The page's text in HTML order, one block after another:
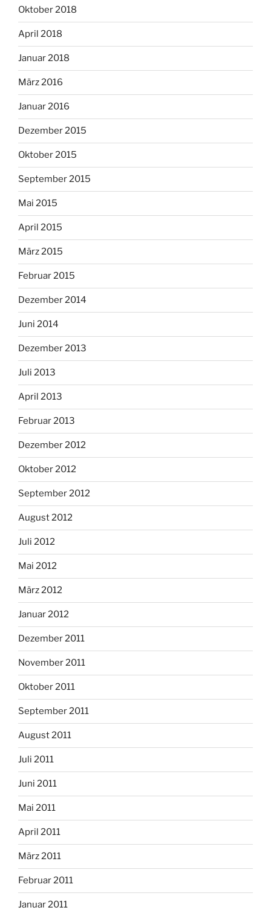
Oktober 2018
April 2018
Januar 2018
März 2016
Januar 2016
Dezember 2015
Oktober 2015
September 2015
Mai 2015
April 2015
März 2015
Februar 2015
Dezember 2014
Juni 2014
Dezember 2013
Juli 2013
April 2013
Februar 2013
Dezember 2012
Oktober 2012
September 2012
August 2012
Juli 2012
Mai 2012
März 2012
Januar 2012
Dezember 2011
November 2011
Oktober 2011
September 2011
August 2011
Juli 2011
Juni 2011
Mai 2011
April 2011
März 2011
Februar 2011
Januar 2011